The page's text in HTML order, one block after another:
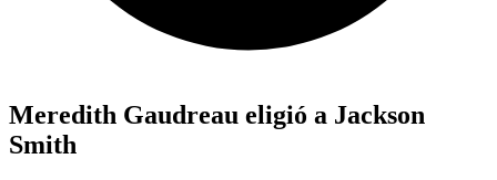
Meredith Gaudreau eligió a Jackson
Smith